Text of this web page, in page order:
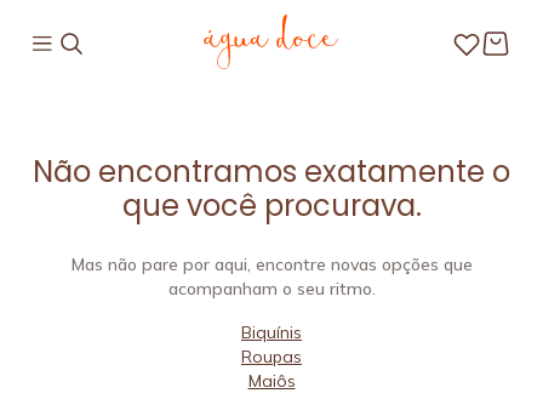
Não encontramos exatamente o
que você procurava.
Mas não pare por aqui, encontre novas opções que
acompanham o seu ritmo.
Biquínis
Roupas
Maiôs